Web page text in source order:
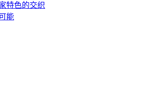
特色的交织
能